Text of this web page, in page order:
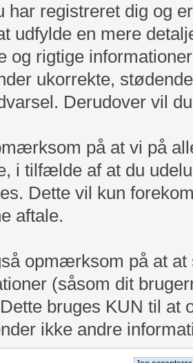
har registreret dig og
udfylde en mere
og rigtige
ukorrekte,
Derudover vil
på at vi på
i tilfælde af at du
Dette vil kun
aftale.
opmærksom på at at
(såsom dit
bruges KUN til at
ikke andre